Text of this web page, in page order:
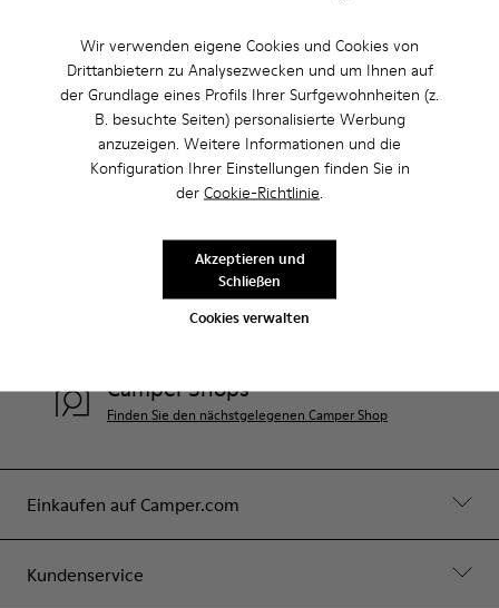
Wir verwenden eigene Cookies und Cookies von
Drittanbietern zu Analysezwecken und um Ihnen auf
der Grundlage eines Profils Ihrer Surfgewohnheiten (z.
B. besuchte Seiten) personalisierte Werbung
anzuzeigen. Weitere Informationen und die
Konfiguration Ihrer Einstellungen finden Sie in
der Cookie-Richtlinie.
Cookies verwalten
Akzeptieren und
Schließen
Genuss von exklusiven Vorteilen, darunter Preisnachlässe,
erst der Anfang.
Mitglied werden
Einkaufen auf Camper.com
Kundenservice
Camper Shops
Finden Sie den nächstgelegenen Camper Shop